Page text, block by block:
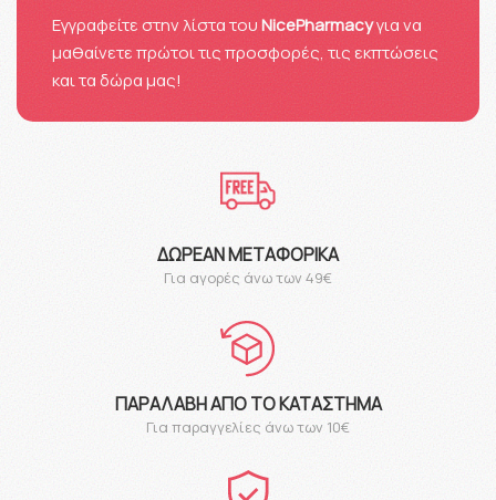
Eγγραφείτε στην λίστα τουNicePharmacyγια να
μαθαίνετε πρώτοι τις προσφορές, τις εκπτώσεις
και τα δώρα μας!
ΔΩΡΕΆΝ ΜΕΤΑΦΟΡΙΚΆ
Για αγορές άνω των 49€
ΠΑΡΑΛΑΒΉ ΑΠΌ ΤΟ ΚΑΤΆΣΤΗΜΑ
Για παραγγελίες άνω των 10€